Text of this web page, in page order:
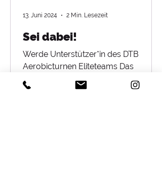
Sei dabei!
Werde Unterstützer*in des DTB
Aerobicturnen Eliteteams Das
Eliteteam ist die Nationalmannschaft
im Aerobicturnen. Es vereint die elf...
13. Juni 2024 2 Min. Lesezeit